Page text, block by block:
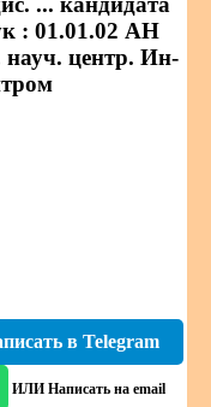
: 01.01.02 АН
центр. Ин-
в Telegram
ИЛИ Написать на email